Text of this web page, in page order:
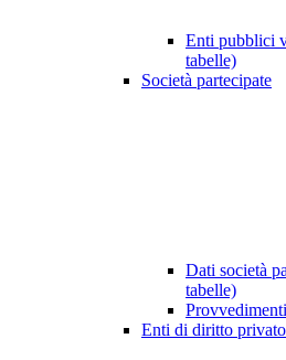
Enti pubblici
tabelle)
Società partecipate
Dati società
tabelle)
Provvedimenti
Enti di diritto